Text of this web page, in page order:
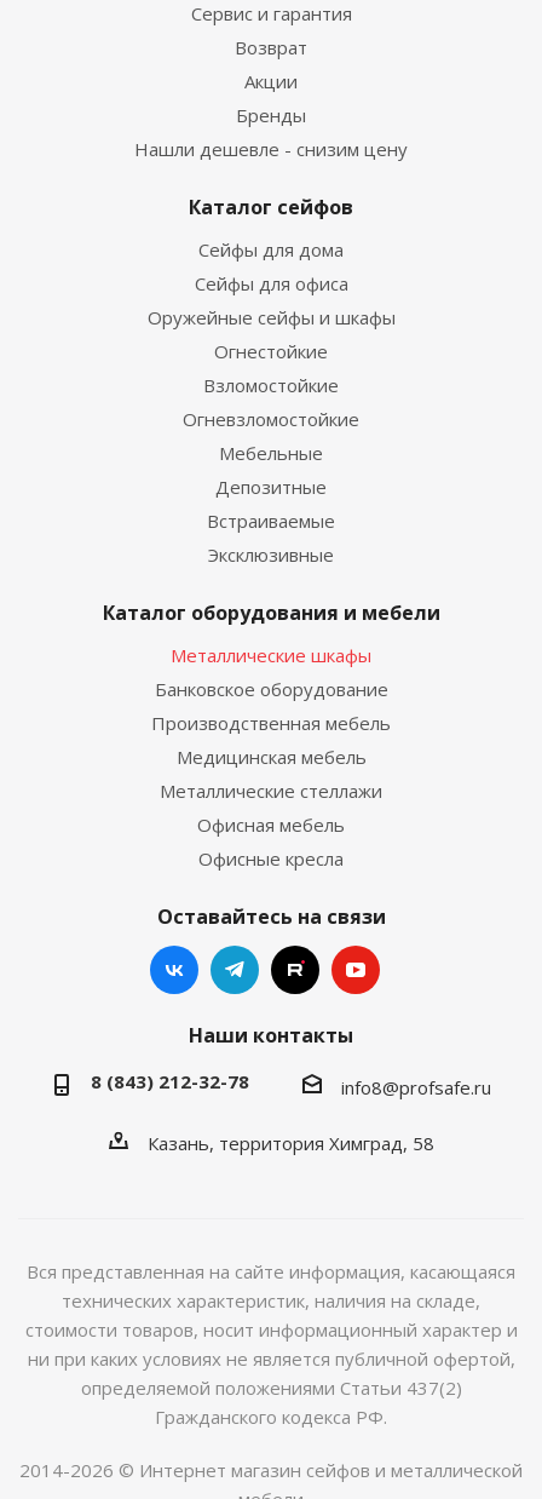
Сервис и гарантия
Возврат
Акции
Бренды
Нашли дешевле - снизим цену
Каталог сейфов
Сейфы для дома
Сейфы для офиса
Оружейные сейфы и шкафы
Огнестойкие
Взломостойкие
Огневзломостойкие
Мебельные
Депозитные
Встраиваемые
Эксклюзивные
Каталог оборудования и мебели
Металлические шкафы
Банковское оборудование
Производственная мебель
Медицинская мебель
Металлические стеллажи
Офисная мебель
Офисные кресла
Оставайтесь на связи
Наши контакты
8 (843) 212-32-78 info8@profsafe.ru
Казань, территория Химград, 58
Вся представленная на сайте информация, касающаяся
технических характеристик, наличия на складе,
стоимости товаров, носит информационный характер и
ни при каких условиях не является публичной офертой,
определяемой положениями Статьи 437(2)
Гражданского кодекса РФ.
2014-2026 © Интернет магазин сейфов и металлической